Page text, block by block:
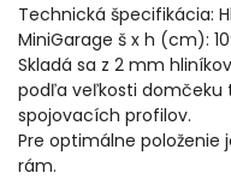
Technická špecifikácia:
MiniGarage š x h (cm):
Skladá sa z 2 mm
podľa veľkosti domčeku
spojovacích profilov.
Pre optimálne položenie
rám.